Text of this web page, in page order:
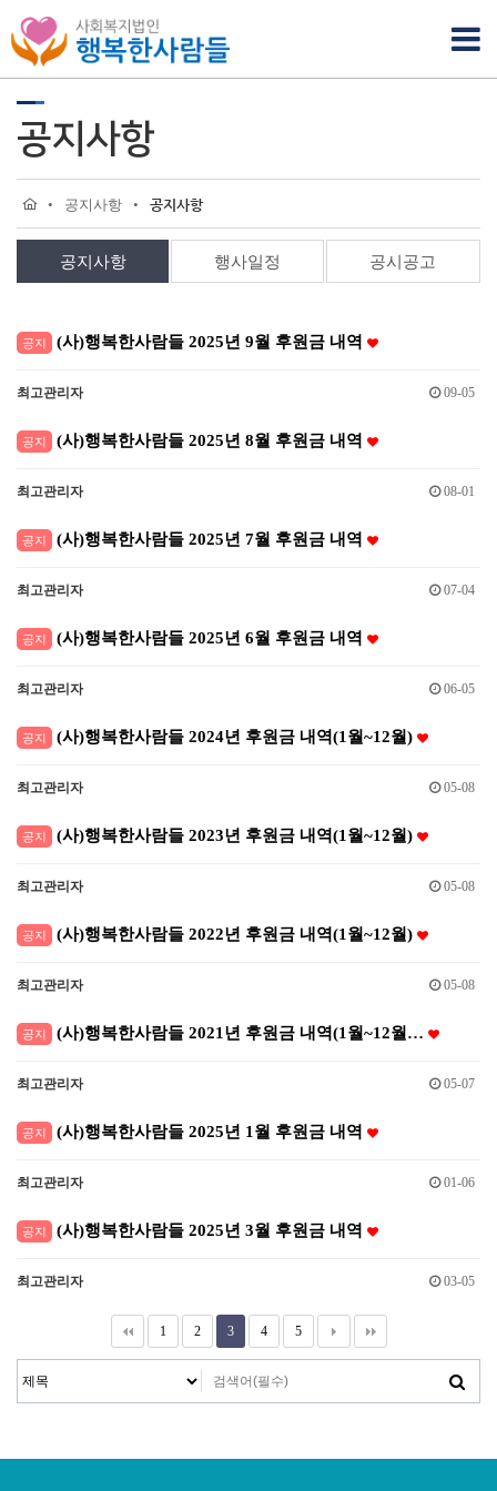
공지사항
• 공지사항 • 공지사항
공지사항 행사일정 공시공고
공지 (사)행복한사람들 2025년 9월 후원금 내역
최고관리자 09-05
공지 (사)행복한사람들 2025년 8월 후원금 내역
최고관리자 08-01
공지 (사)행복한사람들 2025년 7월 후원금 내역
최고관리자 07-04
공지 (사)행복한사람들 2025년 6월 후원금 내역
최고관리자 06-05
공지 (사)행복한사람들 2024년 후원금 내역(1월~12월)
최고관리자 05-08
공지 (사)행복한사람들 2023년 후원금 내역(1월~12월)
최고관리자 05-08
공지 (사)행복한사람들 2022년 후원금 내역(1월~12월)
최고관리자 05-08
공지 (사)행복한사람들 2021년 후원금 내역(1월~12월…
최고관리자 05-07
공지 (사)행복한사람들 2025년 1월 후원금 내역
최고관리자 01-06
공지 (사)행복한사람들 2025년 3월 후원금 내역
최고관리자 03-05
1 2 3 4 5